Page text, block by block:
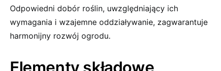
Odpowiedni dobór roślin, uwzględniający ich
wymagania i wzajemne oddziaływanie, zagwarantuje
harmonijny rozwój ogrodu.